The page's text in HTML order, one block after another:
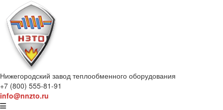
Нижегородский завод теплообменного оборудования
+7 (800) 555-81-91
info@nnzto.ru